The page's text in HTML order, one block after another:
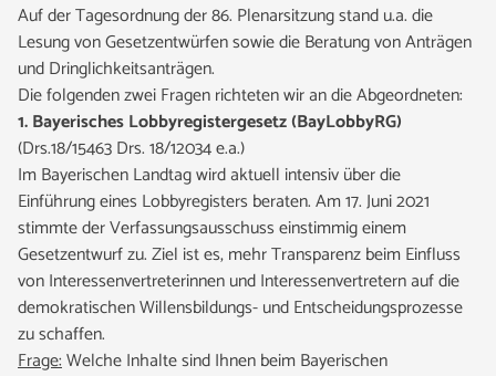
Auf der Tagesordnung der 86. Plenarsitzung stand u.a. die
Lesung von Gesetzentwürfen sowie die Beratung von Anträgen
und Dringlichkeitsanträgen.
Die folgenden zwei Fragenrichteten wir an die Abgeordneten:
1. Bayerisches Lobbyregistergesetz (BayLobbyRG)
(Drs.18/15463 Drs. 18/12034 e.a.)
Im Bayerischen Landtag wird aktuell intensiv über die
Einführung eines Lobbyregisters beraten. Am 17. Juni 2021
stimmte der Verfassungsausschuss einstimmig einem
Gesetzentwurf zu. Ziel ist es, mehr Transparenz beim Einfluss
von Interessenvertreterinnen und Interessenvertretern auf die
demokratischen Willensbildungs- und Entscheidungsprozesse
zu schaffen.
Frage:Welche Inhalte sind Ihnen beim Bayerischen